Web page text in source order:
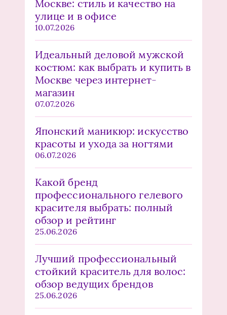
Москве: стиль и качество на
улице и в офисе
10.07.2026
Идеальный деловой мужской
костюм: как выбрать и купить в
Москве через интернет-
магазин
07.07.2026
Японский маникюр: искусство
красоты и ухода за ногтями
06.07.2026
Какой бренд
профессионального гелевого
красителя выбрать: полный
обзор и рейтинг
25.06.2026
Лучший профессиональный
стойкий краситель для волос:
обзор ведущих брендов
25.06.2026